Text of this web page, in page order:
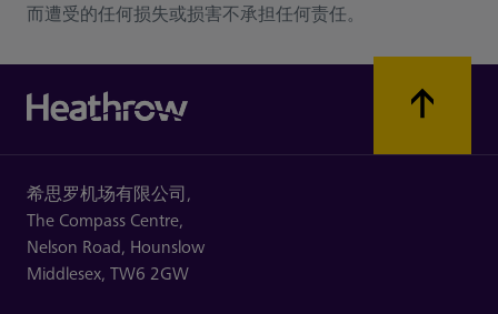
而遭受的任何损失或损害不承担任何责任。
希思罗机场有限公司,
The Compass Centre,
Nelson Road, Hounslow
Middlesex, TW6 2GW